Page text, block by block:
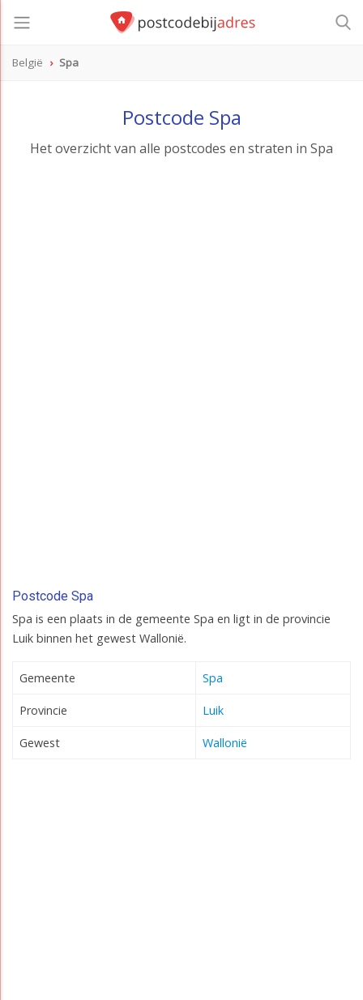
België Spa
Postcode Spa
Het overzicht van alle postcodes en straten in Spa
Postcode Spa
Spa is een plaats in de gemeente Spa en ligt in de provincie
Luik binnen het gewest Wallonië.
Gemeente Spa
Provincie Luik
Gewest Wallonië